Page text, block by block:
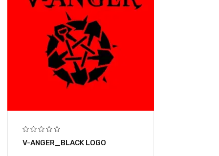
V-ANGER_BLACK LOGO